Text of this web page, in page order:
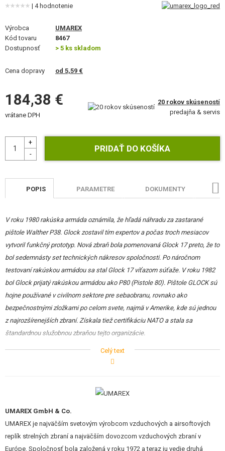
STAVEBNICE, MODELY
REKLAMNÉ PREDMETY
POŠKODENÝ, POUŽITÝ TOVAR
NOVÝ TOVAR
ZĽAVY, AKCIE
| 4 hodnotenie
Výrobca
UMAREX
Kód tovaru
8467
Dostupnosť
> 5 ks skladom
Cena dopravy od 5,59 €
184,38 €
vrátane DPH
20 rokov skúseností
predajňa & servis
POPIS PARAMETRE DOKUMENTY
V roku 1980 rakúska armáda oznámila, že hľadá náhradu za zastarané
pištole Walther P38. Glock zostavil tím expertov a počas troch mesiacov
vytvoril funkčný prototyp. Nová zbraň bola pomenovaná Glock 17 preto, že to
bol sedemnásty set technických nákresov spoločnosti. Po náročnom
testovaní rakúskou armádou sa stal Glock 17 víťazom súťaže. V roku 1982
bol Glock prijatý rakúskou armádou ako P80 (Pistole 80). Pištole GLOCK sú
hojne používané v civilnom sektore pre sebaobranu, rovnako ako
bezpečnostnými zložkami po celom svete, najmä v Amerike, kde sú jednou
z najrozšírenejších zbraní. Získala tiež certifikáciu NATO a stala sa
štandardnou služobnou zbraňou tejto organizácie.
snáď najznámejšie rakúske zbrojovky
airsoftových replík, ktoré vďaka tomu ponúka
zbrane polymérový a záver s hlavnou z kovu. Táto verzia airsoft pištole
nechýba systémBlowBack , ktorý zaisťuje realistický pohyb záveru
zbrane počas streľby.
Celý text
UMAREX GmbH & Co.
UMAREX je najväčším svetovým výrobcom vzduchových a airsoftových
replík strelných zbraní a najväčším dovozcom vzduchových zbraní v
Európe. Spoločnosť bola založená v roku 1972 a teraz ju vedie druhá